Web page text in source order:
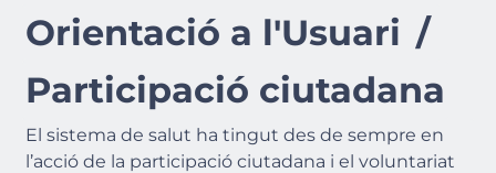
Orientació a l'Usuari /
Participació ciutadana
El sistema de salut ha tingut des de sempre en
l’acció de la participació ciutadana i el voluntariat